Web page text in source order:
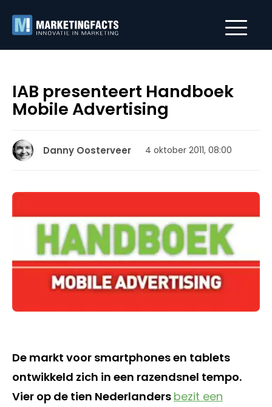
IAB presenteert Handboek
Mobile Advertising
Danny Oosterveer 4 oktober 2011, 08:00
De markt voor smartphones en tablets
ontwikkeld zich in een razendsnel tempo.
Vier op de tien Nederlanders bezit een